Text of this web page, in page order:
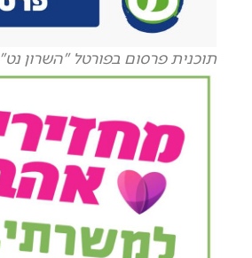
תוכנית פרסום בפורטל "השרון נט"